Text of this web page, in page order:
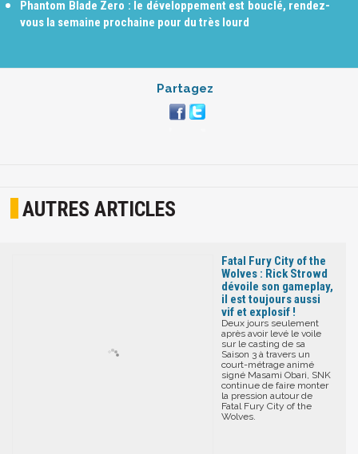
Phantom Blade Zero : le développement est bouclé, rendez-
vous la semaine prochaine pour du très lourd
Partagez
AUTRES ARTICLES
Fatal Fury City of the
Wolves : Rick Strowd
dévoile son gameplay,
il est toujours aussi
vif et explosif !
Deux jours seulement
après avoir levé le voile
sur le casting de sa
Saison 3 à travers un
court-métrage animé
signé Masami Obari, SNK
continue de faire monter
la pression autour de
Fatal Fury City of the
Wolves.